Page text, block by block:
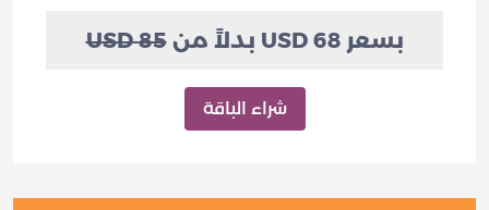
بسعر 68 USD بدلاً من 85 USD
شراء الباقة